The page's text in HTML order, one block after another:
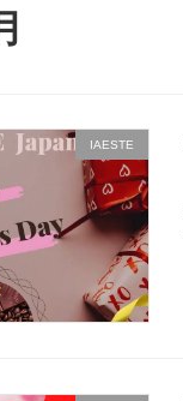
IAESTE